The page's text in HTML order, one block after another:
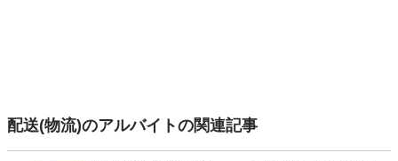
配送(物流)のアルバイトの関連記事